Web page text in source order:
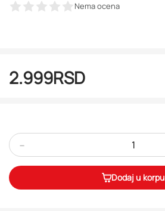
Nema ocena
2.999RSD
-
Dodaj u korpu